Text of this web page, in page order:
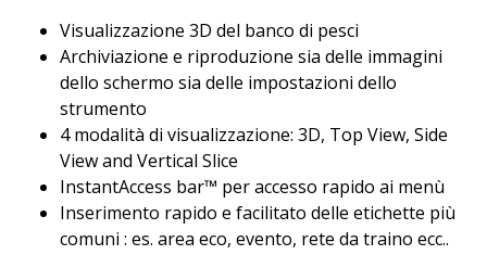
Visualizzazione 3D del banco di pesci
Archiviazione e riproduzione sia delle immagini
dello schermo sia delle impostazioni dello
strumento
4 modalità di visualizzazione: 3D, Top View, Side
View and Vertical Slice
InstantAccess bar™ per accesso rapido ai menù
Inserimento rapido e facilitato delle etichette più
comuni : es. area eco, evento, rete da traino ecc..